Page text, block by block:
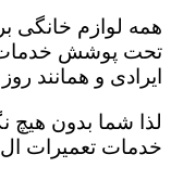
همه لوازم خانگی
تحت پوشش خدمات
ایرادی و همانند
لذا شما بدون هیچ
خدمات تعمیرات